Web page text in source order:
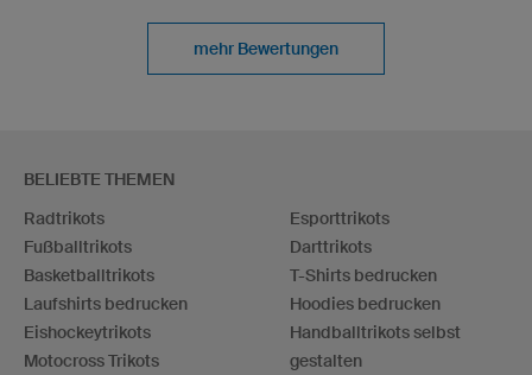
mehr Bewertungen
BELIEBTE THEMEN
Radtrikots
Fußballtrikots
Basketballtrikots
Laufshirts bedrucken
Eishockeytrikots
Motocross Trikots
Esporttrikots
Darttrikots
T-Shirts bedrucken
Hoodies bedrucken
Handballtrikots selbst
gestalten